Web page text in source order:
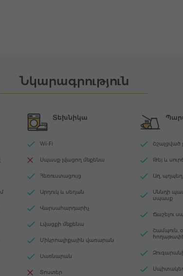
Նկարագրություն
Տեխնիկա
Wi-Fi
Սպասք լվացող մեքենա
Հեռուստացույց
Արդուկ և սեղան
Վարսահարդարիչ
Լվացքի մեքենա
Միկրոալիքային վառարան
Սառնարան
Տոստեր
Շշալցված
Թեյ և
Աղ,
Սննդի
սպասք
Ճաշելու
Շամպուն,